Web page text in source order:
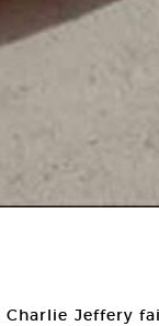
Jeffery